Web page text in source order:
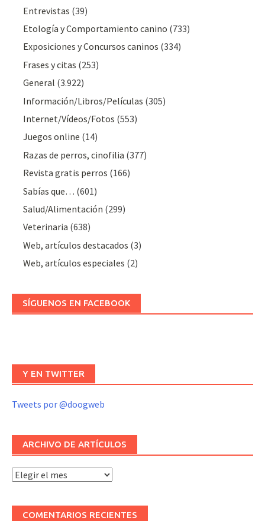
Entrevistas (39)
Etología y Comportamiento canino (733)
Exposiciones y Concursos caninos (334)
Frases y citas (253)
General (3.922)
Información/Libros/Películas (305)
Internet/Vídeos/Fotos (553)
Juegos online (14)
Razas de perros, cinofilia (377)
Revista gratis perros (166)
Sabías que… (601)
Salud/Alimentación (299)
Veterinaria (638)
Web, artículos destacados (3)
Web, artículos especiales (2)
SÍGUENOS EN FACEBOOK
Y EN TWITTER
Tweets por @doogweb
ARCHIVO DE ARTÍCULOS
Archivo
artículos
COMENTARIOS RECIENTES